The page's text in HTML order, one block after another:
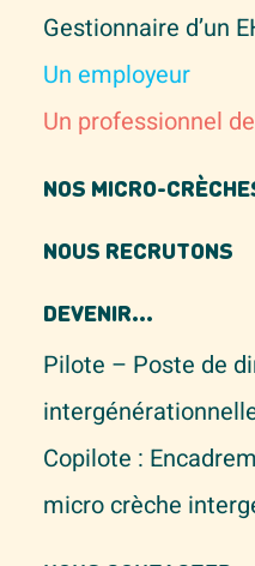
Gestionnaire d’un
Un employeur
Un professionnel
NOS MICRO-
NOUS RECRUTONS
DEVENIR...
Pilote – Poste de
Copilote :
micro crèche